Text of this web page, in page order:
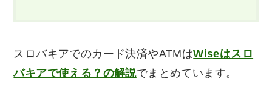
スロバキアでのカード決済やATMはWiseはスロ
バキアで使える？の解説でまとめています。